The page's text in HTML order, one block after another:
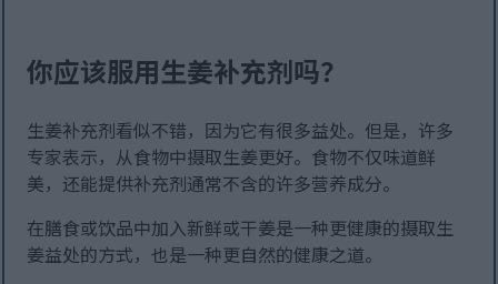
你应该服用生姜补充剂吗？
生姜补充剂看似不错，因为它有很多益处。但是，许多
专家表示，从食物中摄取生姜更好。食物不仅味道鲜
美，还能提供补充剂通常不含的许多营养成分。
在膳食或饮品中加入新鲜或干姜是一种更健康的摄取生
姜益处的方式，也是一种更自然的健康之道。